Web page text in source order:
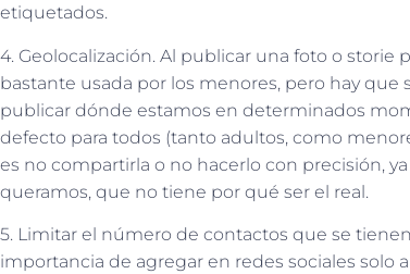
etiquetados.
4. Geolocalización. Al publicar una foto o
bastante usada por los menores, pero hay
publicar dónde estamos en determinados
defecto para todos (tanto adultos, como
es no compartirla o no hacerlo con precisión,
queramos, que no tiene por qué ser el real.
5. Limitar el número de contactos que se
importancia de agregar en redes sociales solo